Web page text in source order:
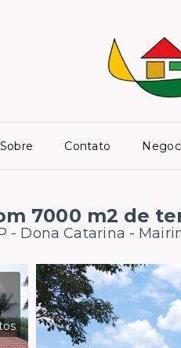
Sobre Contato
7000 m2 de
- Dona Catarina -